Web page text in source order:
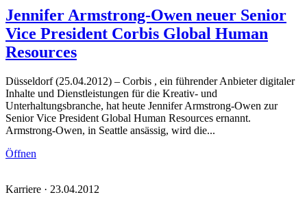
Jennifer Armstrong-Owen neuer Senior
Vice President Corbis Global Human
Resources
Düsseldorf (25.04.2012) – Corbis , ein führender Anbieter digitaler
Inhalte und Dienstleistungen für die Kreativ- und
Unterhaltungsbranche, hat heute Jennifer Armstrong-Owen zur
Senior Vice President Global Human Resources ernannt.
Armstrong-Owen, in Seattle ansässig, wird die...
Öffnen
Karriere · 23.04.2012